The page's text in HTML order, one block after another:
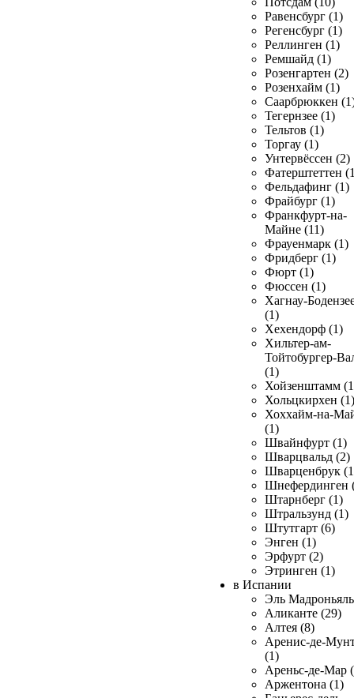
Равенсбург (1)
Регенсбург (1)
Реллинген (1)
Ремшайд (1)
Розенгартен (2)
Розенхайм (1)
Саарбрюккен
Тегернзее (1)
Тельтов (1)
Торгау (1)
Унтервёссен (2)
Фатерштеттен
Фельдафинг (1)
Фрайбург (1)
Франкфурт-на-
Майне (11)
Фрауенмарк (1)
Фридберг (1)
Фюрт (1)
Фюссен (1)
Хагнау-
(1)
Хехендорф (1)
Хильтер-ам-
Тойтобургер-
(1)
Хойзенштамм
Хольцкирхен (1)
Хоххайм-на-
(1)
Швайнфурт (1)
Шварцвальд (2)
Шварценбрук
Шнефердинген
Штарнберг (1)
Штральзунд (1)
Штутгарт (6)
Энген (1)
Эрфурт (2)
Этринген (1)
в Испании
Эль
Аликанте (29)
Алтея (8)
Аренис-де-
(1)
Ареньс-де-Мар
Аржентона (1)